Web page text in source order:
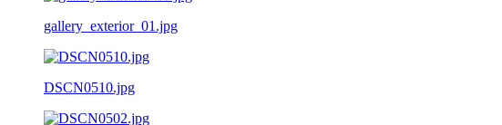
gallery_exterior_01.jpg
DSCN0510.jpg